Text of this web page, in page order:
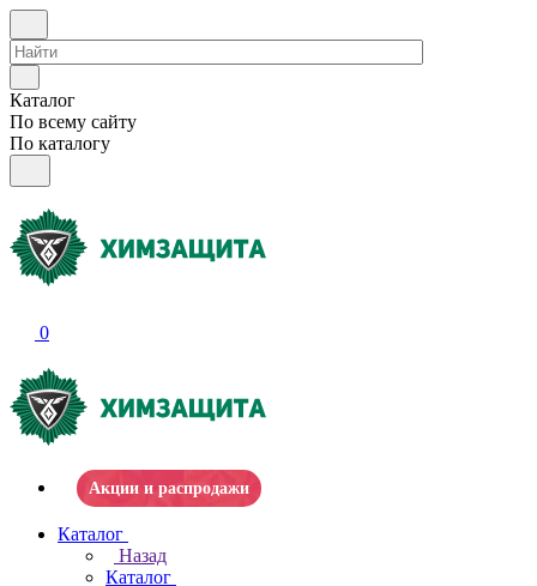
Каталог
По всему сайту
По каталогу
0
Акции и распродажи
Каталог
Назад
Каталог